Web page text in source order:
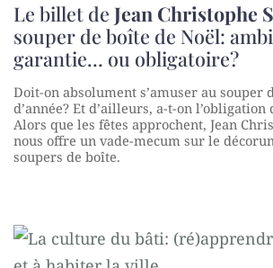
Le billet de Jean Christophe
souper de boîte de Noël:
garantie… ou obligatoire?
Doit-on absolument s’amuser au souper
d’année? Et d’ailleurs, a-t-on
Alors que les fêtes approchent, Jean
nous offre un vade-mecum sur le
soupers de boîte.